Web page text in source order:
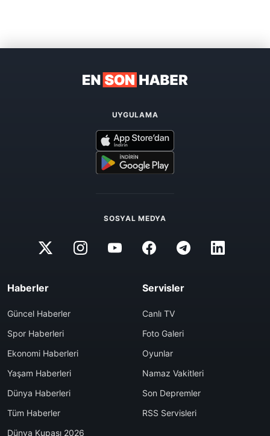
UYGULAMA
SOSYAL MEDYA
Haberler
Güncel Haberler
Spor Haberleri
Ekonomi Haberleri
Yaşam Haberleri
Dünya Haberleri
Tüm Haberler
Dünya Kupası 2026
Servisler
Canlı TV
Foto Galeri
Oyunlar
Namaz Vakitleri
Son Depremler
RSS Servisleri